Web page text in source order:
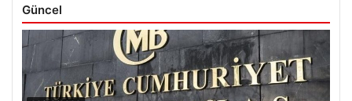
Güncel